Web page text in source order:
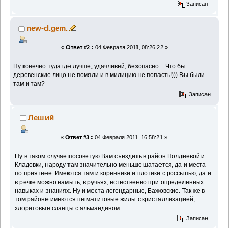
Записан
new-d.gem.
« Ответ #2 : 04 Февраля 2011, 08:26:22 »
Ну конечно туда где лучше, удачливей, безопасно.. Что бы
деревенские лицо не помяли и в милицию не попасть!))) Вы были
там и там?
Записан
Леший
« Ответ #3 : 04 Февраля 2011, 16:58:21 »
Ну в таком случае посоветую Вам съездить в район Полдневой и
Кладовки, народу там значительно меньше шатается, да и места
по приятнее. Имеются там и коренники и плотики с россыпью, да и
в речке можно намыть, в ручьях, естественно при определенных
навыках и знаниях. Ну и места легендарные, Бажовские. Так же в
том районе имеются пегматитовые жилы с кристаллизацией,
хлоритовые сланцы с альмандином.
Записан